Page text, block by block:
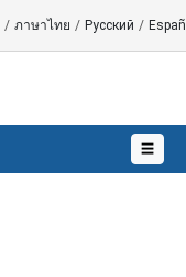
/ ภาษาไทย / Русский /
☰